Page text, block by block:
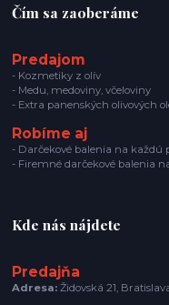
Čím sa zaoberáme
Predajom
- Kozmetiky z olív
- Medu, medoviny, včeloviny
- Extra panenských olivových
Robíme aj
- Darčekové balenia na každú
- Firemné darčekové balenia
Kde nás nájdete
Predajňa
Adresa: Židovská 21,